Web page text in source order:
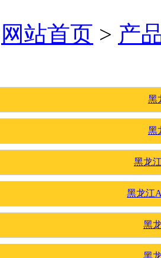
网站首页 > 产
黑
黑
黑龙
黑龙江
黑
黑